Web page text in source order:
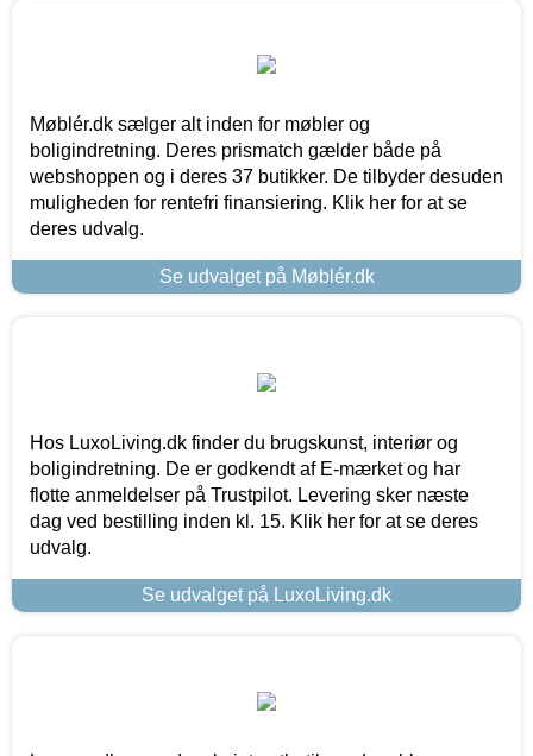
Møblér.dk sælger alt inden for møbler og
boligindretning. Deres prismatch gælder både på
webshoppen og i deres 37 butikker. De tilbyder desuden
muligheden for rentefri finansiering. Klik her for at se
deres udvalg.
Se udvalget på Møblér.dk
Hos LuxoLiving.dk finder du brugskunst, interiør og
boligindretning. De er godkendt af E-mærket og har
flotte anmeldelser på Trustpilot. Levering sker næste
dag ved bestilling inden kl. 15. Klik her for at se deres
udvalg.
Se udvalget på LuxoLiving.dk